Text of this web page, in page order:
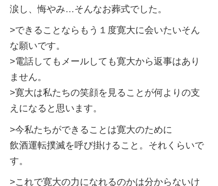
涙し、悔やみ…そんなお葬式でした。
>できることならもう１度寛大に会いたいそん
な願いです。
>電話してもメールしても寛大から返事はあり
ません。
>寛大は私たちの笑顔を見ることが何よりの支
えになると思います。
>今私たちができることは寛大のために
飲酒運転撲滅を呼び掛けること。それくらいで
す。
>これで寛大の力になれるのかは分からないけ